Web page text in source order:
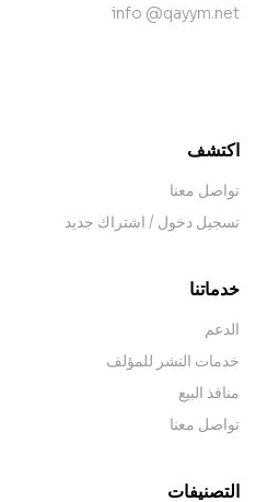
info @qayym.net
اكتشف
تواصل معنا
تسجيل دخول / اشتراك جديد
خدماتنا
الدعم
خدمات النشر للمؤلف
منافذ البيع
تواصل معنا
التصنيفات